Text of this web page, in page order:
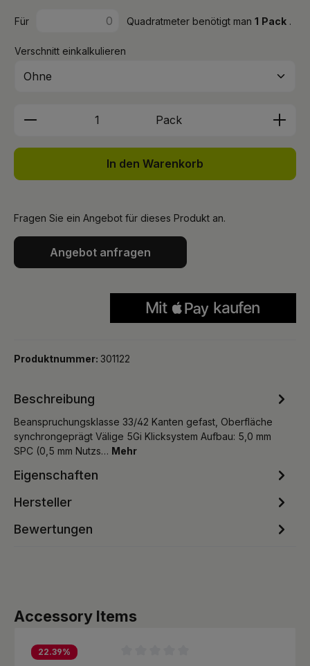
Für Quadratmeter benötigt man 1 Pack.
Verschnitt einkalkulieren
Produkt Anzahl: Gib den
Pack
In den Warenkorb
Fragen Sie ein Angebot für dieses Produkt an.
Angebot anfragen
Produktnummer: 301122
Beschreibung
Beanspruchungsklasse 33/42 Kanten gefast, Oberfläche
synchrongeprägt Välige 5Gi Klicksystem Aufbau: 5,0 mm
SPC (0,5 mm Nutzs… Mehr
Eigenschaften
Hersteller
Bewertungen
Produktgalerie überspringen
Accessory Items
22.39%